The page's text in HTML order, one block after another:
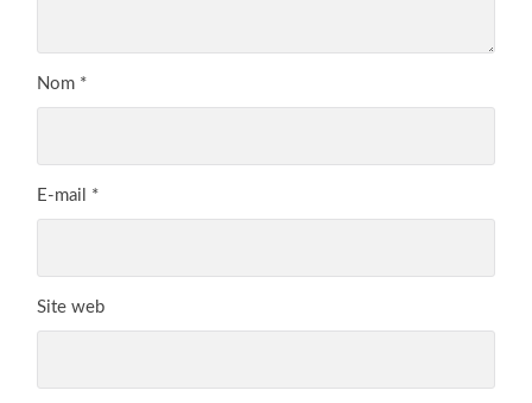
Nom *
E-mail *
Site web